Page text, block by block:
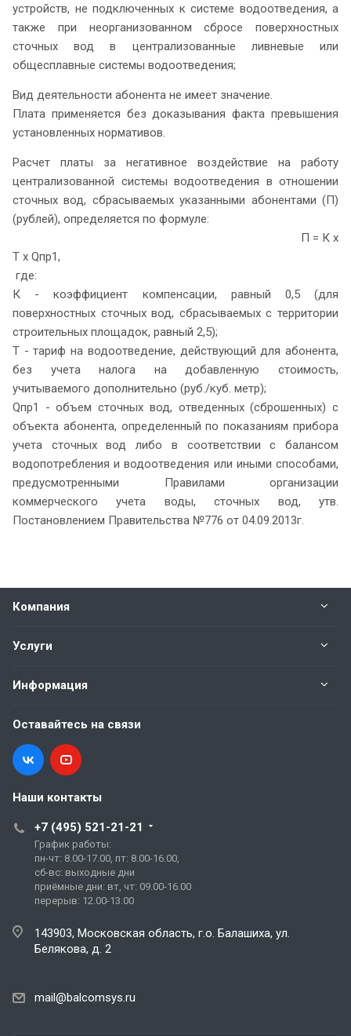
устройств, не подключенных к системе водоотведения, а
также при неорганизованном сбросе поверхностных
сточных вод в централизованные ливневые или
общесплавные системы водоотведения;
Вид деятельности абонента не имеет значение.
Плата применяется без доказывания факта превышения
установленных нормативов.
Расчет платы за негативное воздействие на работу
централизованной системы водоотведения в отношении
сточных вод, сбрасываемых указанными абонентами (П)
(рублей), определяется по формуле:
П = К x
Т x Qпр1,
где:
К - коэффициент компенсации, равный 0,5 (для
поверхностных сточных вод, сбрасываемых с территории
строительных площадок, равный 2,5);
Т - тариф на водоотведение, действующий для абонента,
без учета налога на добавленную стоимость,
учитываемого дополнительно (руб./куб. метр);
Qпр1 - объем сточных вод, отведенных (сброшенных) с
объекта абонента, определенный по показаниям прибора
учета сточных вод либо в соответствии с балансом
водопотребления и водоотведения или иными способами,
предусмотренными Правилами организации
коммерческого учета воды, сточных вод, утв.
Постановлением Правительства №776 от 04.09.2013г.
Компания
Услуги
Информация
Оставайтесь на связи
Наши контакты
+7 (495) 521-21-21
График работы:
пн-чт: 8.00-17.00, пт: 8.00-16.00,
сб-вс: выходные дни
приёмные дни: вт, чт: 09.00-16.00
перерыв: 12.00-13.00
143903, Московская область, г.о. Балашиха, ул.
Белякова, д. 2
mail@balcomsys.ru